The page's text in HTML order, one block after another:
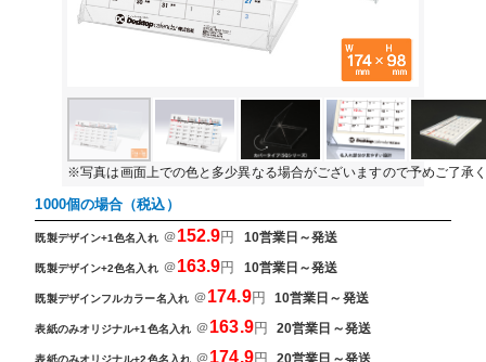
※写真は画面上での色と多少異なる場合がございますので予めご了承
1000個の場合（税込）
既製デザイン+1色名入れ ＠152.9円 10営業日～発送
既製デザイン+2色名入れ ＠163.9円 10営業日～発送
既製デザインフルカラー名入れ ＠174.9円 10営業日～発送
表紙のみオリジナル+1色名入れ ＠163.9円20営業日～発送
表紙のみオリジナル+2色名入れ ＠174.9円20営業日～発送